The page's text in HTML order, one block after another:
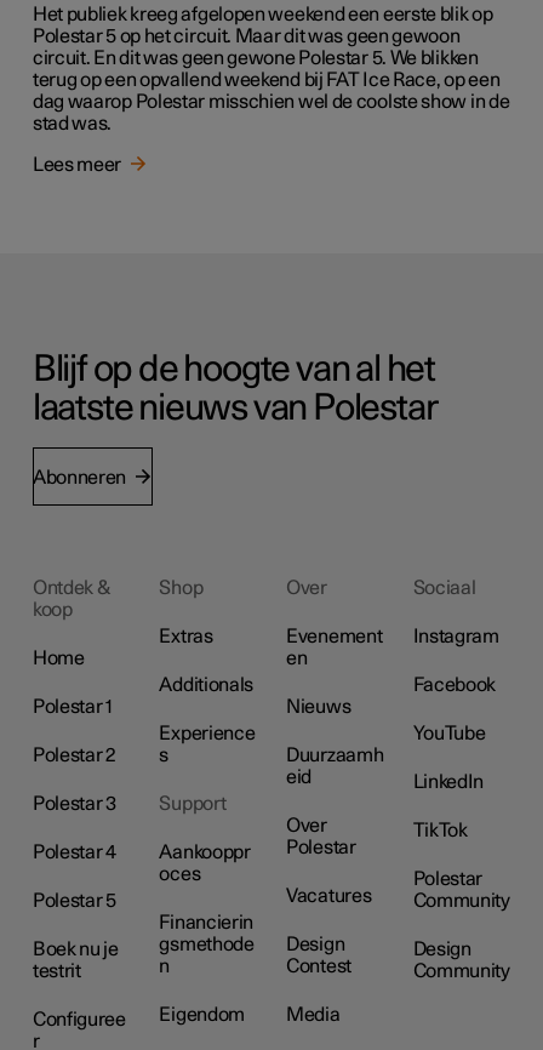
Het publiek kreeg afgelopen weekend een eerste blik op
Polestar 5 op het circuit. Maar dit was geen gewoon
circuit. En dit was geen gewone Polestar 5. We blikken
terug op een opvallend weekend bij FAT Ice Race, op een
dag waarop Polestar misschien wel de coolste show in de
stad was.
Lees meer
Blijf op de hoogte van al het
laatste nieuws van Polestar
Abonneren
Ontdek &
koop
Home
Polestar 1
Polestar 2
Polestar 3
Polestar 4
Polestar 5
Boek nu je
testrit
Configuree
r
Shop
Extras
Additionals
Experience
s
Support
Aankooppr
oces
Financierin
gsmethode
n
Eigendom
Over
Evenement
en
Nieuws
Duurzaamh
eid
Over
Polestar
Vacatures
Design
Contest
Media
Sociaal
Instagram
Facebook
YouTube
LinkedIn
TikTok
Polestar
Community
Design
Community